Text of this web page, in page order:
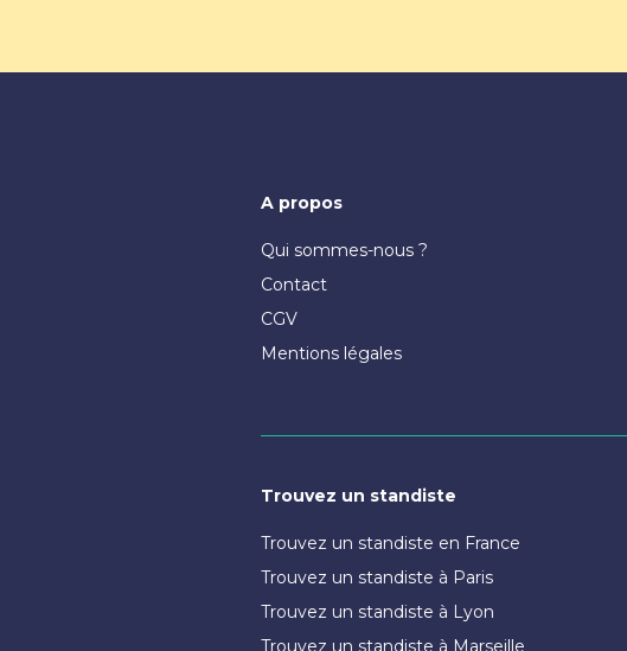
A propos
Qui sommes-nous ?
Contact
CGV
Mentions légales
Trouvez un standiste
Trouvez un standiste en France
Trouvez un standiste à Paris
Trouvez un standiste à Lyon
Trouvez un standiste à Marseille